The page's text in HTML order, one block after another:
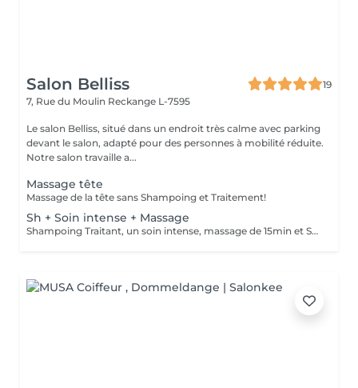
Salon Belliss
19
7, Rue du Moulin Reckange L-7595
Le salon Belliss, situé dans un endroit très calme avec parking
devant le salon, adapté pour des personnes à mobilité réduite.
Notre salon travaille a...
Massage tête
Massage de la tête sans Shampoing et Traitement!
Sh + Soin intense + Massage
Shampoing Traitant, un soin intense, massage de 15min et Séchage